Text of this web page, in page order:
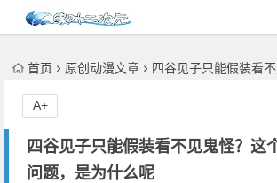
首页 原创动漫文章 四谷见子只能假装看不见鬼怪？这
四谷见子只能假装看不见鬼怪？这
问题，是为什么呢
A+